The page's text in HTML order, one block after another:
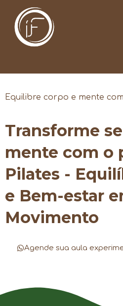
Equilibre corpo e mente
Transforme
mente com o
Pilates -
e Bem-estar
Movimento
Agende sua aula